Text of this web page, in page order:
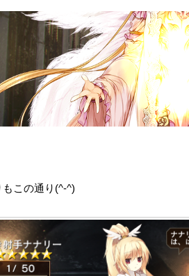
もこの通り(^-^)